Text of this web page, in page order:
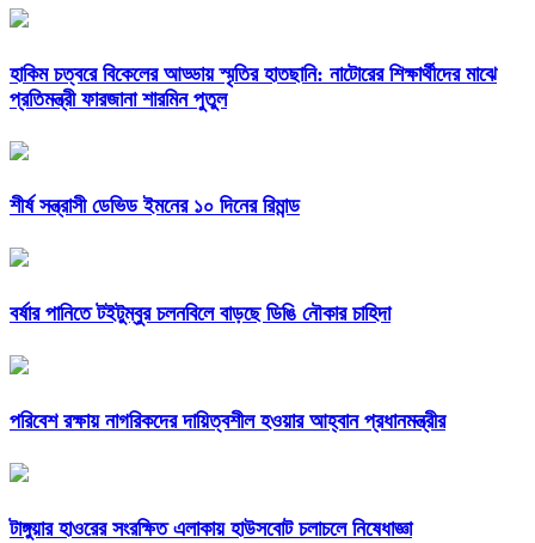
হাকিম চত্বরে বিকেলের আড্ডায় স্মৃতির হাতছানি: নাটোরের শিক্ষার্থীদের মাঝে
প্রতিমন্ত্রী ফারজানা শারমিন পুতুল
শীর্ষ সন্ত্রাসী ডেভিড ইমনের ১০ দিনের রিমান্ড
বর্ষার পানিতে টইটুম্বুর চলনবিলে বাড়ছে ডিঙি নৌকার চাহিদা
পরিবেশ রক্ষায় নাগরিকদের দায়িত্বশীল হওয়ার আহ্বান প্রধানমন্ত্রীর
টাঙ্গুয়ার হাওরের সংরক্ষিত এলাকায় হাউসবোট চলাচলে নিষেধাজ্ঞা